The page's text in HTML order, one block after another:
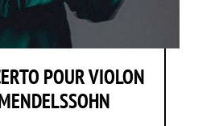
POUR VIOLON